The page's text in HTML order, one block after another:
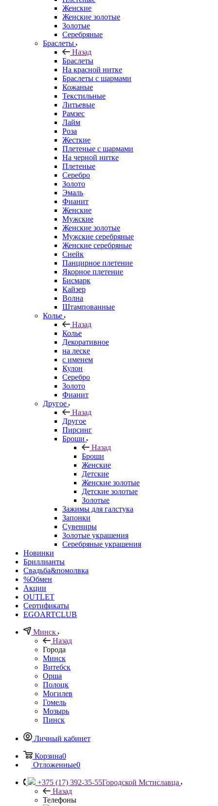
Женские
Женские золотые
Золотые
Серебряные
Браслеты
Назад
Браслеты
На красной нитке
Браслеты с шармами
Кожаные
Текстильные
Литьевые
Рамзес
Лайм
Роза
Жесткие
Плетеные с шармами
На черной нитке
Плетеные
Серебро
Золото
Эмаль
Фианит
Женские
Мужские
Женские золотые
Мужские серебряные
Женские серебряные
Снейк
Панцирное плетение
Якорное плетение
Бисмарк
Кайзер
Волна
Штампованные
Колье
Назад
Колье
Декоративное
на леске
с именем
Кулон
Серебро
Золото
Фианит
Другое
Назад
Другое
Пирсинг
Броши
Назад
Броши
Женские
Детские
Женские золотые
Детские золотые
Золотые
Зажимы для галстука
Запонки
Сувениры
Золотые украшения
Серебряные украшения
Новинки
Бриллианты
Свадьба&помолвка
%Обмен
Акции
OUTLET
Сертификаты
EGOARTCLUB
Минск
Назад
Города
Минск
Витебск
Орша
Полоцк
Могилев
Гомель
Мозырь
Пинск
Личный кабинет
Корзина0
Отложенные0
+375 (17) 392-35-55Городской Мстиславца
Назад
Телефоны